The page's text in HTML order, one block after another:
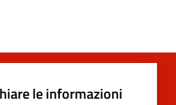
le informazioni